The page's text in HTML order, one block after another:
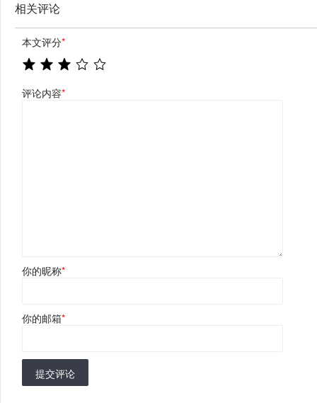
相关评论
本文评分*
评论内容*
你的昵称*
你的邮箱*
提交评论